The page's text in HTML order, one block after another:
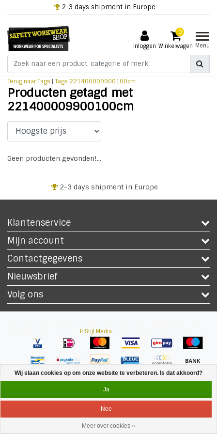
2-3 days shipment in Europe
Inloggen
0
Winkelwagen Menu
Terug naar Tags | Tags 221400009900100cm
Producten getagd met
221400009900100cm
Geen producten gevonden!...
2-3 days shipment in Europe
Klantenservice
Mijn account
Contactgegevens
Nieuwsbrief
Volg ons
InStijl Media
Menu Inloggen
Wij slaan cookies op om onze website te verbeteren. Is dat akkoord?
Ja
Nee
Meer over cookies »